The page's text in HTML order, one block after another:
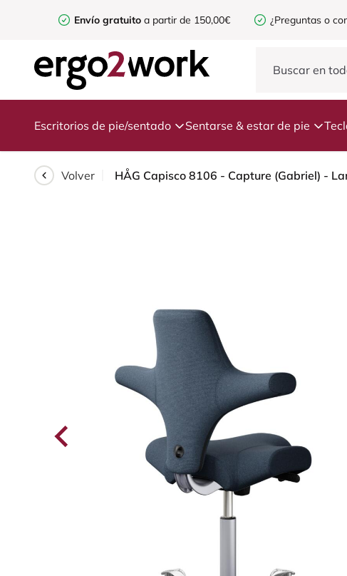
Envío gratuito a partir de 150,00€ ¿Preguntas o
Escritorios de pie/sentado Sentarse & estar de pie
Volver HÅG Capisco 8106 - Capture (Gabriel) -